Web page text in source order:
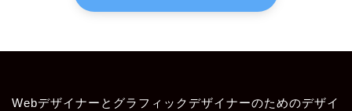
Webデザイナーとグラフィックデザイナーのためのデザイ